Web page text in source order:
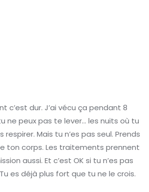
c’est dur. J’ai vécu ça pendant 8
ne peux pas te lever… les nuits où tu
respirer. Mais tu n’es pas seul. Prends
ton corps. Les traitements prennent
aussi. Et c’est OK si tu n’es pas
es déjà plus fort que tu ne le crois.